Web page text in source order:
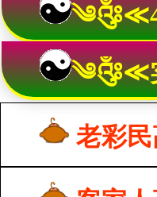
༄༂≪实
老彩